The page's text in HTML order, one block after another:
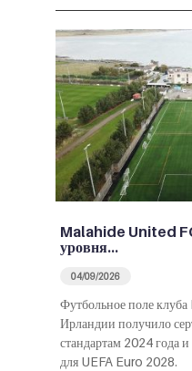
Malahide United
уровня…
04/09/2026
Футбольное поле
Ирландии получило
стандартам 2024 года
для UEFA Euro 2028.